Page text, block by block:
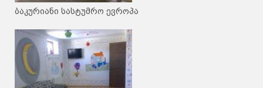
ბაკურიანი სასტუმრო ევროპა